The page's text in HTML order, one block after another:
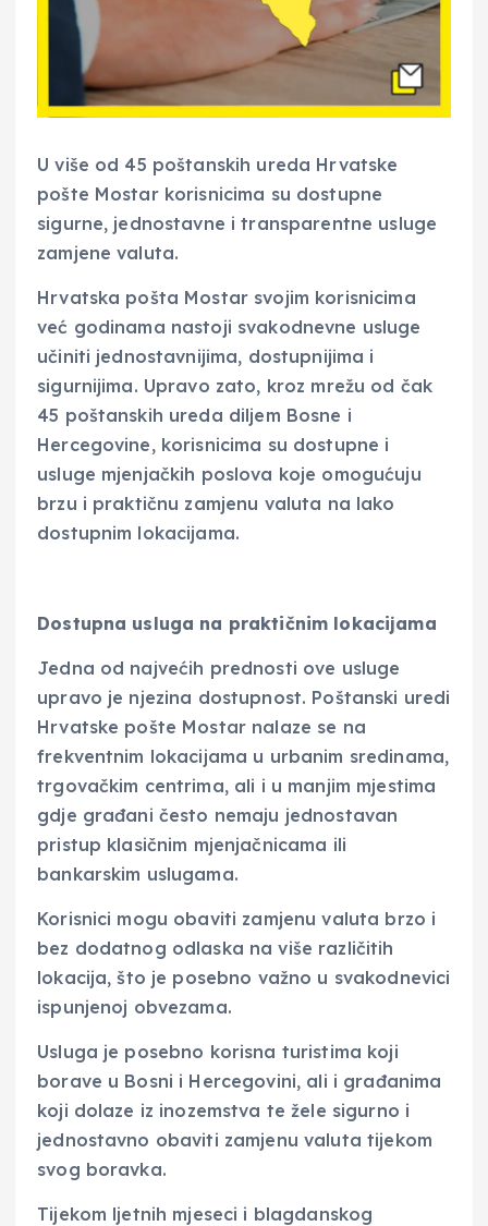
U više od 45 poštanskih ureda Hrvatske
pošte Mostar korisnicima su dostupne
sigurne, jednostavne i transparentne usluge
zamjene valuta.
Hrvatska pošta Mostar svojim korisnicima
već godinama nastoji svakodnevne usluge
učiniti jednostavnijima, dostupnijima i
sigurnijima. Upravo zato, kroz mrežu od čak
45 poštanskih ureda diljem Bosne i
Hercegovine, korisnicima su dostupne i
usluge mjenjačkih poslova koje omogućuju
brzu i praktičnu zamjenu valuta na lako
dostupnim lokacijama.
Dostupna usluga na praktičnim lokacijama
Jedna od najvećih prednosti ove usluge
upravo je njezina dostupnost. Poštanski uredi
Hrvatske pošte Mostar nalaze se na
frekventnim lokacijama u urbanim sredinama,
trgovačkim centrima, ali i u manjim mjestima
gdje građani često nemaju jednostavan
pristup klasičnim mjenjačnicama ili
bankarskim uslugama.
Korisnici mogu obaviti zamjenu valuta brzo i
bez dodatnog odlaska na više različitih
lokacija, što je posebno važno u svakodnevici
ispunjenoj obvezama.
Usluga je posebno korisna turistima koji
borave u Bosni i Hercegovini, ali i građanima
koji dolaze iz inozemstva te žele sigurno i
jednostavno obaviti zamjenu valuta tijekom
svog boravka.
Tijekom ljetnih mjeseci i blagdanskog